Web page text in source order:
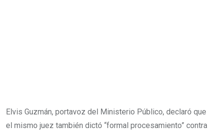
Elvis Guzmán, portavoz del Ministerio Público, declaró que
el mismo juez también dictó “formal procesamiento” contra